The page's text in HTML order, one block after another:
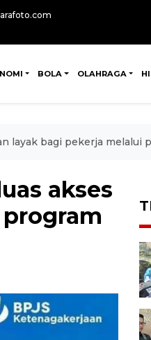
BOLA OLAHRAGA
layak bagi pekerja melalui
akses